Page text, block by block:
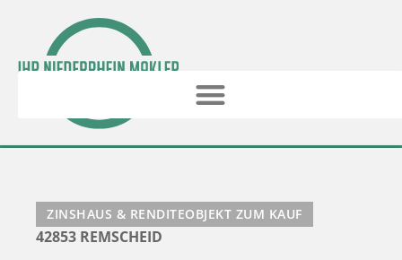
ZINSHAUS & RENDITEOBJEKT ZUM KAUF
42853 REMSCHEID